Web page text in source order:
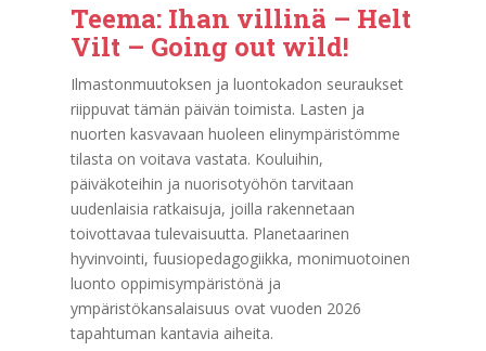
Teema: Ihan villinä – Helt
Vilt – Going out wild!
Ilmastonmuutoksen ja luontokadon seuraukset
riippuvat tämän päivän toimista. Lasten ja
nuorten kasvavaan huoleen elinympäristömme
tilasta on voitava vastata. Kouluihin,
päiväkoteihin ja nuorisotyöhön tarvitaan
uudenlaisia ratkaisuja, joilla rakennetaan
toivottavaa tulevaisuutta. Planetaarinen
hyvinvointi, fuusiopedagogiikka, monimuotoinen
luonto oppimisympäristönä ja
ympäristökansalaisuus ovat vuoden 2026
tapahtuman kantavia aiheita.